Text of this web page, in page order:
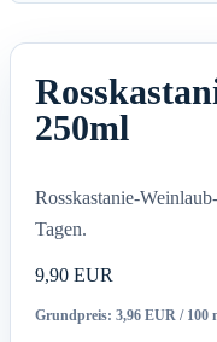
250ml
Rosskastanie-
Tagen.
9,90 EUR
Grundpreis: 3,96 EUR / 100